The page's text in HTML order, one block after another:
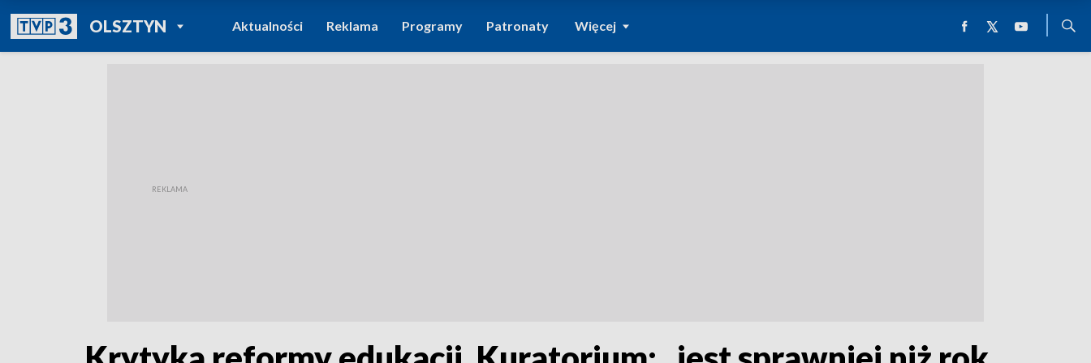
OLSZTYNPOWRÓT DO
TVP REGIONY
Aktualności Reklama Programy Patronaty Więcej